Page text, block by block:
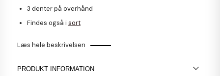
3 denter på overhånd
Findes også i sort
Læs hele beskrivelsen
PRODUKT INFORMATION